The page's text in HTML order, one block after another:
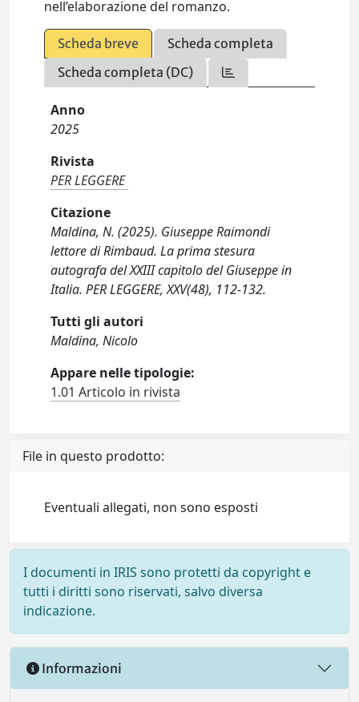
nell’elaborazione del romanzo.
Scheda breve
Scheda completa
Scheda completa (DC)
Anno
2025
Rivista
PER LEGGERE
Citazione
Maldina, N. (2025). Giuseppe Raimondi
lettore di Rimbaud. La prima stesura
autografa del XXIII capitolo del Giuseppe in
Italia. PER LEGGERE, XXV(48), 112-132.
Tutti gli autori
Maldina, Nicolo
Appare nelle tipologie:
1.01 Articolo in rivista
File in questo prodotto:
Eventuali allegati, non sono esposti
I documenti in IRIS sono protetti da copyright e
tutti i diritti sono riservati, salvo diversa
indicazione.
Informazioni